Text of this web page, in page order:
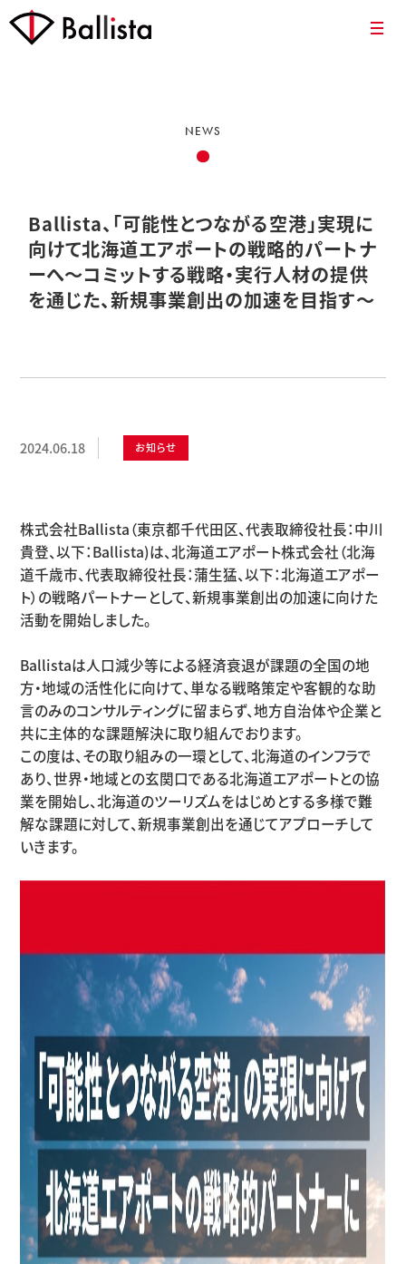
Ballista、「可能性とつながる空港」実現に
向けて北海道エアポートの戦略的パートナ
ーへ～コミットする戦略・実行人材の提供
を通じた、新規事業創出の加速を目指す～
NEWS
2024.06.18 お知らせ
株式会社Ballista（東京都千代田区、代表取締役社長：中川
貴登、以下：Ballista)は、北海道エアポート株式会社（北海
道千歳市、代表取締役社長：蒲生猛、以下：北海道エアポー
ト）の戦略パートナーとして、新規事業創出の加速に向けた
活動を開始しました。
Ballistaは人口減少等による経済衰退が課題の全国の地
方・地域の活性化に向けて、単なる戦略策定や客観的な助
言のみのコンサルティングに留まらず、地方自治体や企業と
共に主体的な課題解決に取り組んでおります。
この度は、その取り組みの一環として、北海道のインフラで
あり、世界・地域との玄関口である北海道エアポートとの協
業を開始し、北海道のツーリズムをはじめとする多様で難
解な課題に対して、新規事業創出を通じてアプローチして
いきます。